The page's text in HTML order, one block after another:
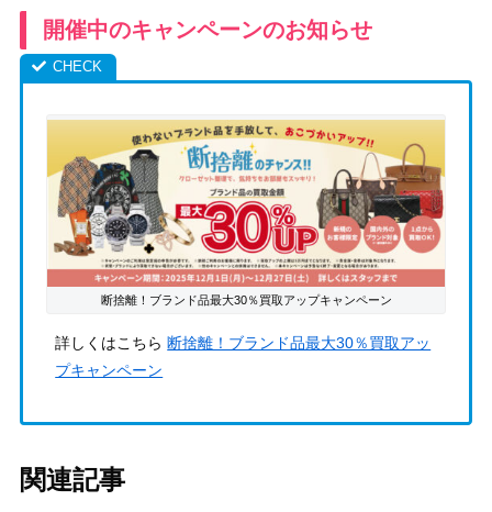
開催中のキャンペーンのお知らせ
断捨離！ブランド品最大30％買取アップキャンペーン
詳しくはこちら 断捨離！ブランド品最大30％買取アッ
プキャンペーン
関連記事